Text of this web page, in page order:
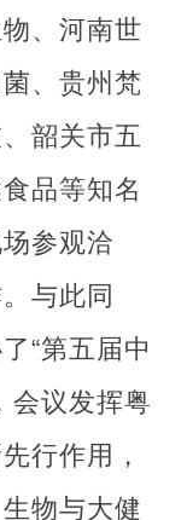
、河南世
、贵州梵
韶关市五
品等知名
参观洽
与此同
“第五届中
会议发挥粤
行作用，
物与大健